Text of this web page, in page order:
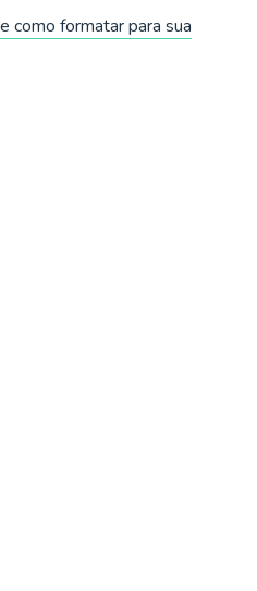
como formatar para sua